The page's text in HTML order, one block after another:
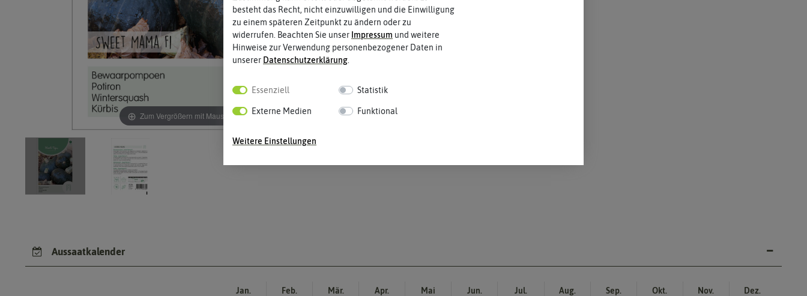
Zum Vergrößern mit Maus über das Bild fahren
Aussaatkalender
Jan. Feb. Mär. Apr. Mai Jun. Jul. Aug. Sep. Okt. Nov. Dez.
besteht das Recht, nicht einzuwilligen und die Einwilligung
zu einem späteren Zeitpunkt zu ändern oder zu
widerrufen. Beachten Sie unser Impressum und weitere
Hinweise zur Verwendung personenbezogener Daten in
unserer Daten­schutz­erklärung
Essenziell Statistik
Externe Medien Funktional
Weitere Einstellungen